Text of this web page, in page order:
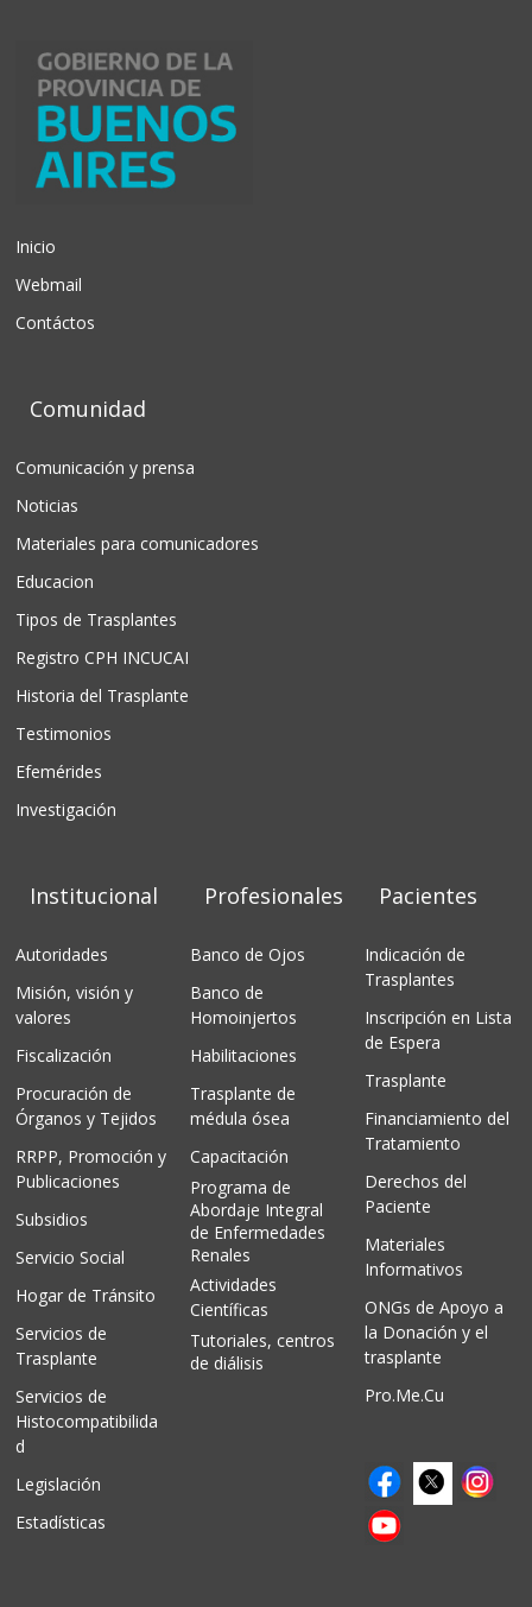
Inicio
Webmail
Contáctos
Comunidad
Comunicación y prensa
Noticias
Materiales para comunicadores
Educacion
Tipos de Trasplantes
Registro CPH INCUCAI
Historia del Trasplante
Testimonios
Efemérides
Investigación
Institucional
Autoridades
Misión, visión y
valores
Fiscalización
Procuración de
Órganos y Tejidos
RRPP, Promoción y
Publicaciones
Subsidios
Servicio Social
Hogar de Tránsito
Servicios de
Trasplante
Servicios de
Histocompatibilida
d
Legislación
Estadísticas
Profesionales
Banco de Ojos
Banco de
Homoinjertos
Habilitaciones
Trasplante de
médula ósea
Capacitación
Programa de
Abordaje Integral
de Enfermedades
Renales
Actividades
Científicas
Tutoriales, centros
de diálisis
Pacientes
Indicación de
Trasplantes
Inscripción en Lista
de Espera
Trasplante
Financiamiento del
Tratamiento
Derechos del
Paciente
Materiales
Informativos
ONGs de Apoyo a
la Donación y el
trasplante
Pro.Me.Cu